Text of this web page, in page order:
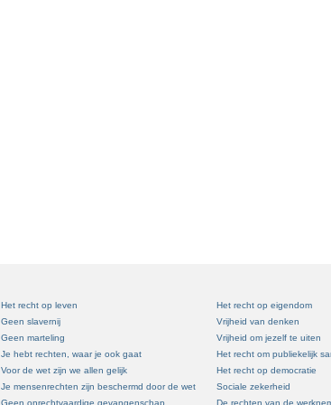
Het recht op leven
Geen slavernij
Geen marteling
Je hebt rechten, waar je ook gaat
Voor de wet zijn we allen gelijk
Je mensenrechten zijn beschermd door de wet
Geen onrechtvaardige gevangenschap
Het recht op eigendom
Vrijheid van denken
Vrijheid om jezelf te uiten
Het recht om publiekelijk
Het recht op democratie
Sociale zekerheid
De rechten van de